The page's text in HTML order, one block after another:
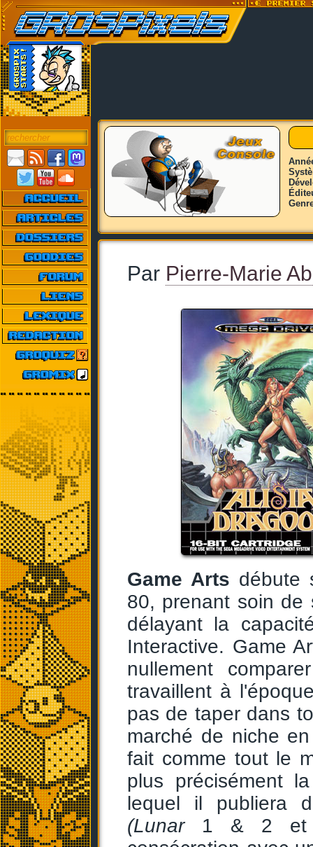
Par Pierre-Marie
Game Arts débute
80, prenant soin de
délayant la
Interactive. Game
nullement
travaillent à
pas de taper dans
marché de niche
fait comme tout le
plus précisément
lequel il publiera
(Lunar1 & 2